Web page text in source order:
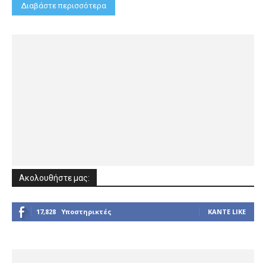
Διαβάστε περισσότερα
Ακολουθήστε μας:
17,828 Υποστηρικτές ΚΆΝΤΕ LIKE